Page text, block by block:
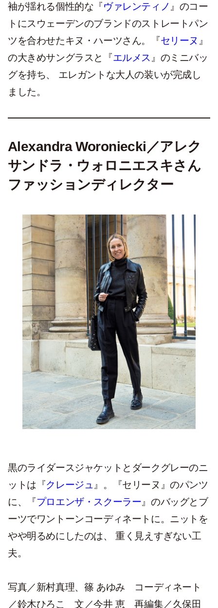
袖が揺れる個性的な『ヴァレンティノ 』のコー
トにスウェーデンのブランドのストレートパン
ツを合わせたキヌ・ハーツさん。『セリーヌ 』
の大きめサングラスと『エルメス 』のミニバッ
グを持ち、 エレガントな大人の装いが完成し
ました。
Alexandra Woroniecki／アレク
サンドラ・ウォロニエスキさん
ファッションディレクター
黒のライダースジャケットとダークグレーのニ
ットは『クレージュ 』。『セリーヌ』のパンツ
に、『プロエンザ・スクーラー 』のバッグとブ
ーツでワントーンコーディネートに。ニットを
やや明るめにしたのは、 重く見えすぎない工
夫。
写真／新村真理、篠 あゆみ コーディネート
／鈴木ひろこ 文／今井 恵 再編集／久保田